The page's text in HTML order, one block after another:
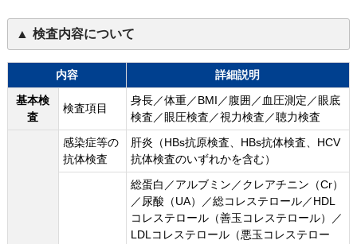
検査内容について
内容
詳細説明
基本検
査
検査項目
身長／体重／BMI／腹囲／血圧測定／眼底
検査／眼圧検査／視力検査／聴力検査
感染症等の
抗体検査
肝炎（HBs抗原検査、HBs抗体検査、HCV
抗体検査のいずれかを含む）
総蛋白／アルブミン／クレアチニン（Cr）
／尿酸（UA）／総コレステロール／HDL
コレステロール（善玉コレステロール）／
LDLコレステロール（悪玉コレステロー